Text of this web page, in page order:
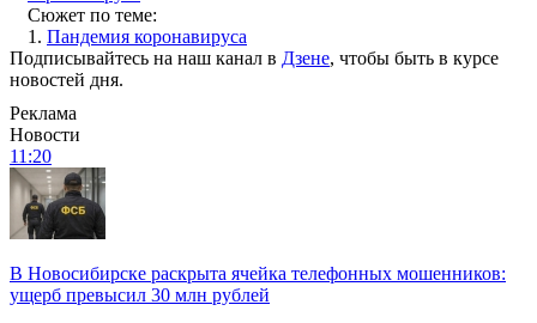
Сюжет по теме:
1. Пандемия коронавируса
Подписывайтесь на наш канал в Дзене, чтобы быть в курсе
новостей дня.
Реклама
Новости
11:20
В Новосибирске раскрыта ячейка телефонных мошенников:
ущерб превысил 30 млн рублей